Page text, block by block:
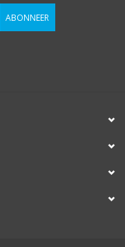
ABONNEER